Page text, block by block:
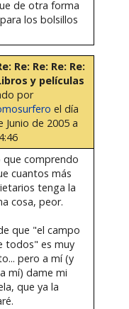
de otra forma
los bolsillos
Re: Re: Re: Re:
y películas
por
el día
Junio de 2005 a
que comprendo
cuantos más
tenga la
cosa, peor.
que "el campo
todos" es muy
pero a mí (y
mí) dame mi
que ya la